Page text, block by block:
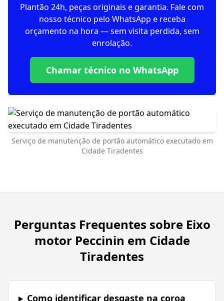
Plantão 24h, peças originais e garantia. Fale com
nosso técnico pelo WhatsApp e receba
orçamento na hora — sem visita perdida, sem
enrolação.
Chamar técnico no WhatsApp
Serviço de manutenção de portão automático executado em
Cidade Tiradentes
Perguntas Frequentes sobre Eixo
motor Peccinin em Cidade
Tiradentes
Como identificar desgaste na coroa